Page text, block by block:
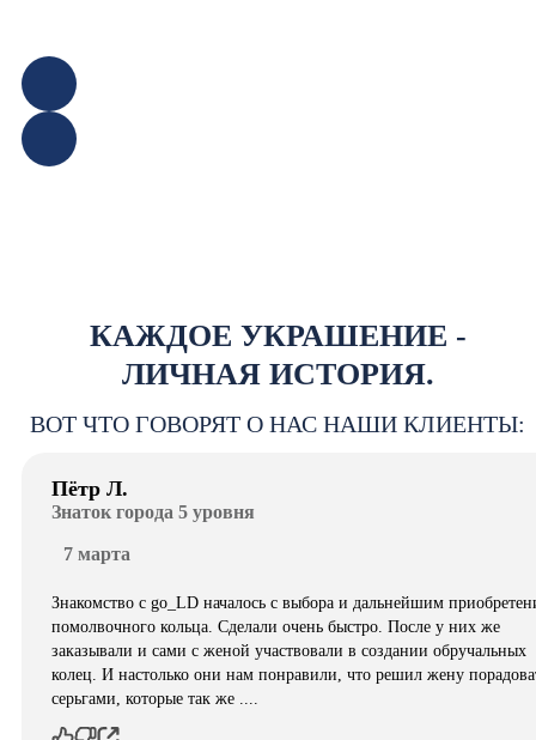
КАЖДОЕ УКРАШЕНИЕ -
ЛИЧНАЯ ИСТОРИЯ.
ВОТ ЧТО ГОВОРЯТ О НАС НАШИ КЛИЕНТЫ:
Пётр Л.
Знаток города 5 уровня
7 марта
Знакомство с go_LD началось с выбора и дальнейшим
помолвочного кольца. Сделали очень быстро. После у них же
заказывали и сами с женой участвовали в создании обручальных
колец. И настолько они нам понравили, что решил жену
серьгами, которые так же ....